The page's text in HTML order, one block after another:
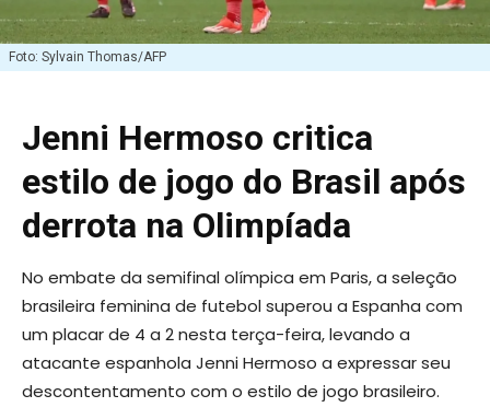
Foto: Sylvain Thomas/AFP
Jenni Hermoso critica
estilo de jogo do Brasil após
derrota na Olimpíada
No embate da semifinal olímpica em Paris, a seleção
brasileira feminina de futebol superou a Espanha com
um placar de 4 a 2 nesta terça-feira, levando a
atacante espanhola Jenni Hermoso a expressar seu
descontentamento com o estilo de jogo brasileiro.